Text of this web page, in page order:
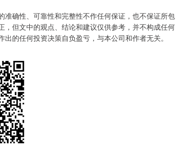
确性、可靠性和完整性不作任何保证，也不保证所包
但文中的观点、结论和建议仅供参考，并不构成任何
的任何投资决策自负盈亏，与本公司和作者无关。